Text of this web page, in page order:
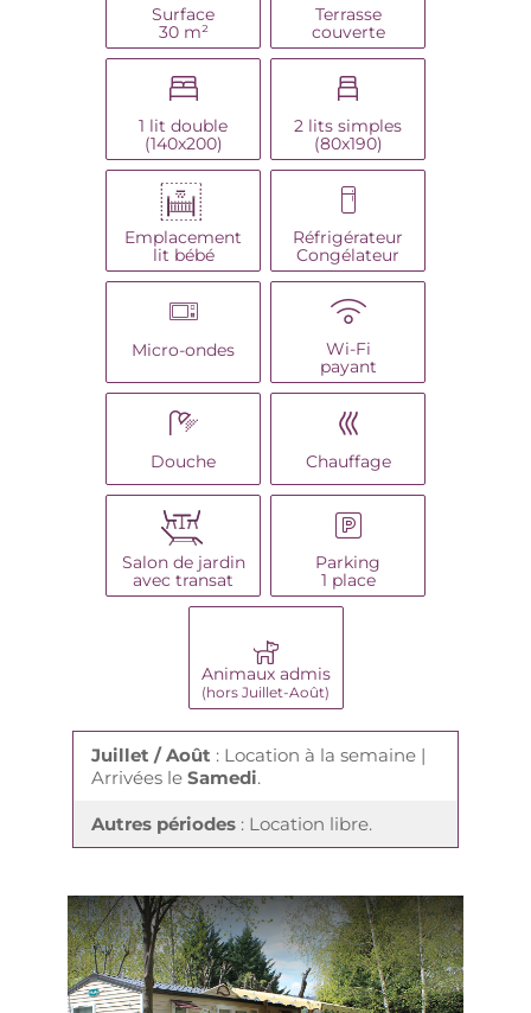
Surface
30 m²
Terrasse
couverte
1 lit double
(140x200)
2 lits simples
(80x190)
Emplacement
lit bébé
Réfrigérateur
Congélateur
Micro-ondes
Wi-Fi
payant
Douche Chauffage
Salon de jardin
avec transat
Parking
1 place
Animaux admis
(hors Juillet-Août)
Juillet / Août : Location à la semaine |
Arrivées leSamedi.
Autres périodes : Location libre.